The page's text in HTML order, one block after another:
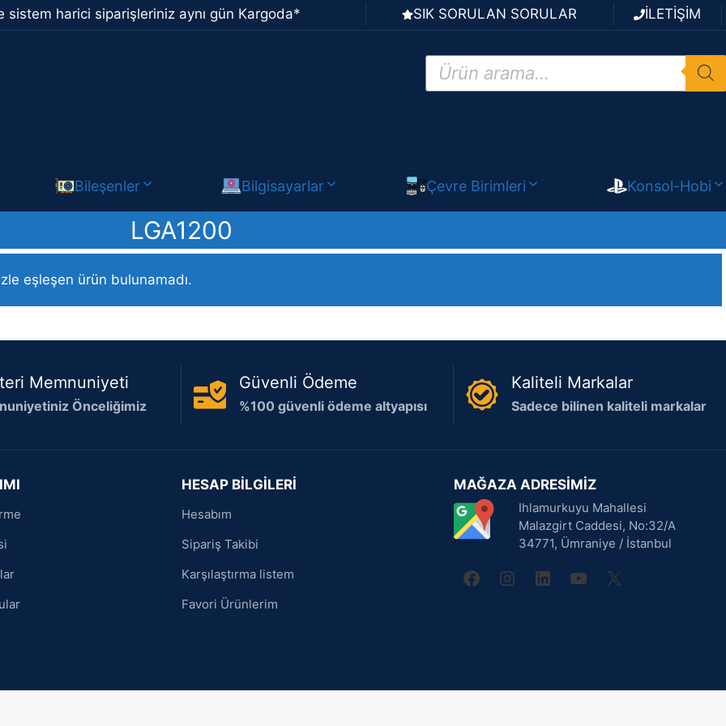
harici siparişleriniz aynı gün Kargoda* SIK SORULAN SORULAR İLETİŞİM
Products
search
Bileşenler Bilgisayarlar Çevre Birimleri Konsol-Hobi
LGA1200
eşleşen ürün bulunamadı.
Memnuniyeti
Önceliğimiz
Güvenli Ödeme
%100 güvenli ödeme altyapısı
Kaliteli Markalar
Sadece bilinen kaliteli markalar
HESAP BİLGİLERİ
Hesabım
Sipariş Takibi
Karşılaştırma listem
Favori Ürünlerim
MAĞAZA ADRESİMİZ
Ihlamurkuyu Mahallesi
Malazgirt Caddesi, No:32/A
34771, Ümraniye / İstanbul
facebook
instagram
linkedinyoutube
X